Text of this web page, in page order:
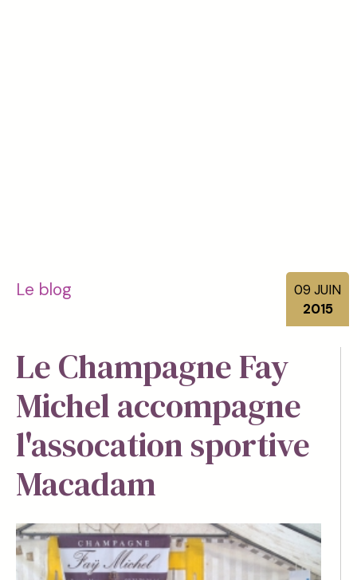
Le blog 09 JUIN
2015
Le Champagne Fay
Michel accompagne
l'assocation sportive
Macadam